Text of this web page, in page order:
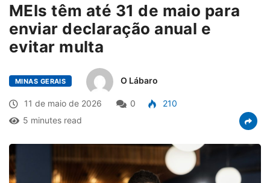
MEIs têm até 31 de maio para
enviar declaração anual e
evitar multa
MINAS GERAIS O Lábaro
11 de maio de 2026 0
210
5 minutes read